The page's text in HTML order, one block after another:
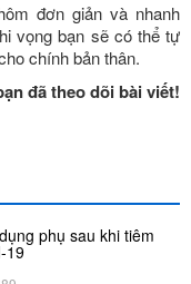
đơn giản và nhanh
vọng bạn sẽ có thể tự
chính bản thân.
đã theo dõi bài viết!
phụ sau khi tiêm
19